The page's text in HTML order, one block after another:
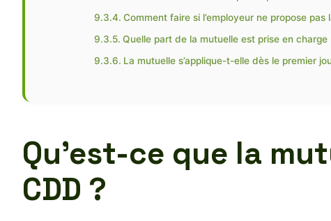
Comment faire si l’employeur ne propose pas
Quelle part de la mutuelle est prise en charge
La mutuelle s’applique-t-elle dès le premier
Qu’est-ce que la
CDD ?